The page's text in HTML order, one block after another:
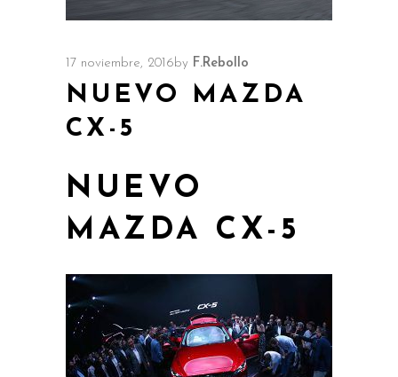
17 noviembre, 2016 by F.Rebollo
NUEVO MAZDA
CX-5
NUEVO
MAZDA CX-5